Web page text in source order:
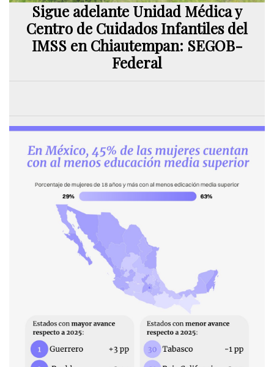
Sigue adelante Unidad Médica y
Centro de Cuidados Infantiles del
IMSS en Chiautempan: SEGOB-
Federal